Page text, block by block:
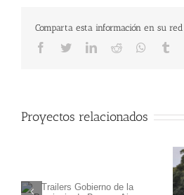
Comparta esta información en su
Facebook
TwitterLinkedIn
Reddit
Proyectos relacionados